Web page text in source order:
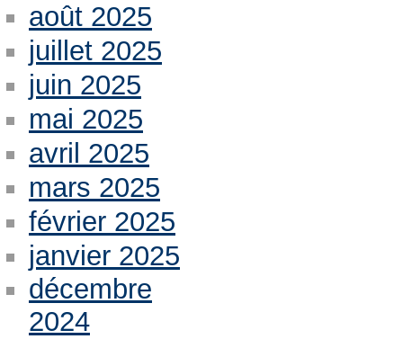
août 2025
juillet 2025
juin 2025
mai 2025
avril 2025
mars 2025
février 2025
janvier 2025
décembre
2024